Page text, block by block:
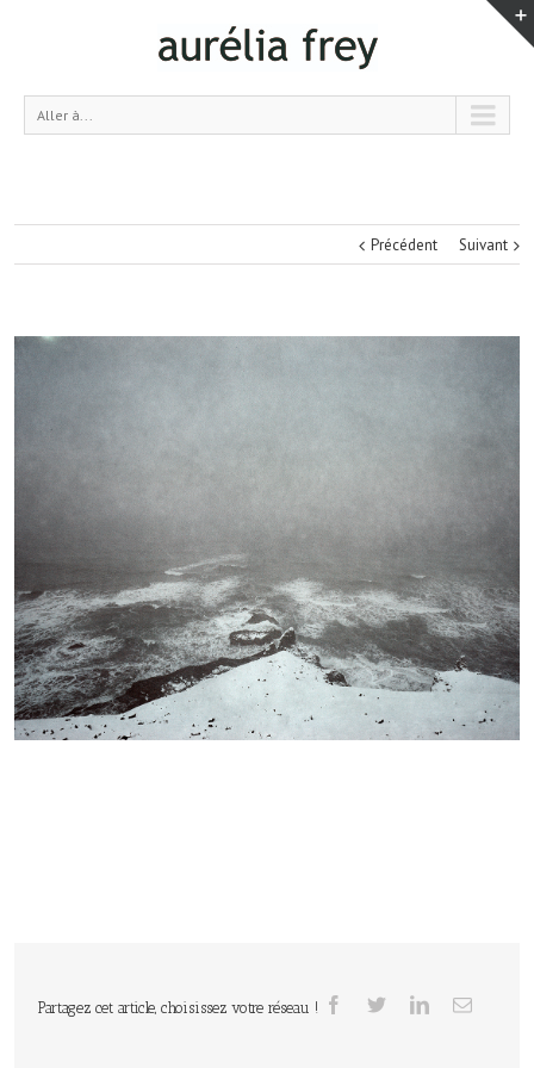
Aller à...
Précédent Suivant
Partagez cet article, choisissez votre réseau !